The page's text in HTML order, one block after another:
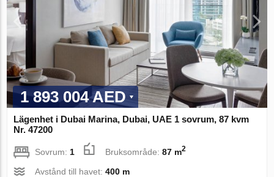
1 893 004 AED
Lägenhet i Dubai Marina, Dubai, UAE 1 sovrum, 87 kvm
Nr. 47200
Sovrum: 1 Bruksområde:87 m2
Avstånd till havet:400 m